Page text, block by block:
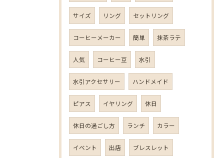
サイズ リング セットリング
コーヒーメーカー 簡単 抹茶ラテ
人気 コーヒー豆 水引
水引アクセサリー ハンドメイド
ピアス イヤリング 休日
休日の過ごし方 ランチ カラー
イベント 出店 ブレスレット